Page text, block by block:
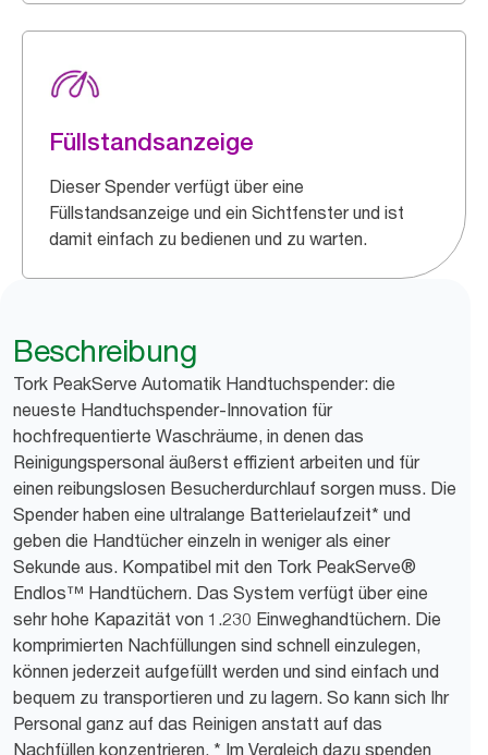
Füllstandsanzeige
Dieser Spender verfügt über eine
Füllstandsanzeige und ein Sichtfenster und ist
damit einfach zu bedienen und zu warten.
Beschreibung
Tork PeakServe Automatik Handtuchspender: die
neueste Handtuchspender-Innovation für
hochfrequentierte Waschräume, in denen das
Reinigungspersonal äußerst effizient arbeiten und für
einen reibungslosen Besucherdurchlauf sorgen muss. Die
Spender haben eine ultralange Batterielaufzeit* und
geben die Handtücher einzeln in weniger als einer
Sekunde aus. Kompatibel mit den Tork PeakServe®
Endlos™ Handtüchern. Das System verfügt über eine
sehr hohe Kapazität von 1.230 Einweghandtüchern. Die
komprimierten Nachfüllungen sind schnell einzulegen,
können jederzeit aufgefüllt werden und sind einfach und
bequem zu transportieren und zu lagern. So kann sich Ihr
Personal ganz auf das Reinigen anstatt auf das
Nachfüllen konzentrieren. * Im Vergleich dazu spenden